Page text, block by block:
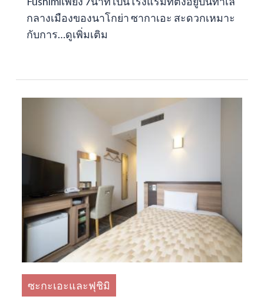
กลางเมืองของนาโกย่า ซากาเอะ สะดวกเหมาะ
กับการ…ดูเพิ่มเติม
ซะกะเอะและฟุชิมิ